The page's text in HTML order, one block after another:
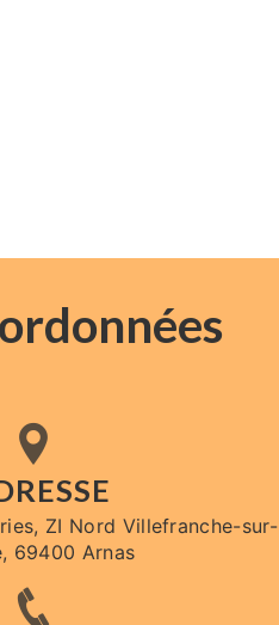
ZI Nord Villefranche-sur-
69400 Arnas